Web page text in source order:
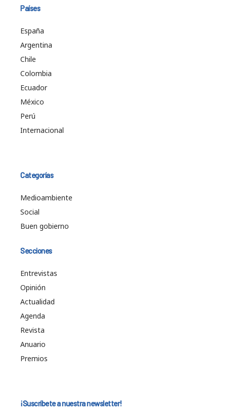
Países
España
Argentina
Chile
Colombia
Ecuador
México
Perú
Internacional
Categorías
Medioambiente
Social
Buen gobierno
Secciones
Entrevistas
Opinión
Actualidad
Agenda
Revista
Anuario
Premios
¡Suscríbete a nuestra newsletter!